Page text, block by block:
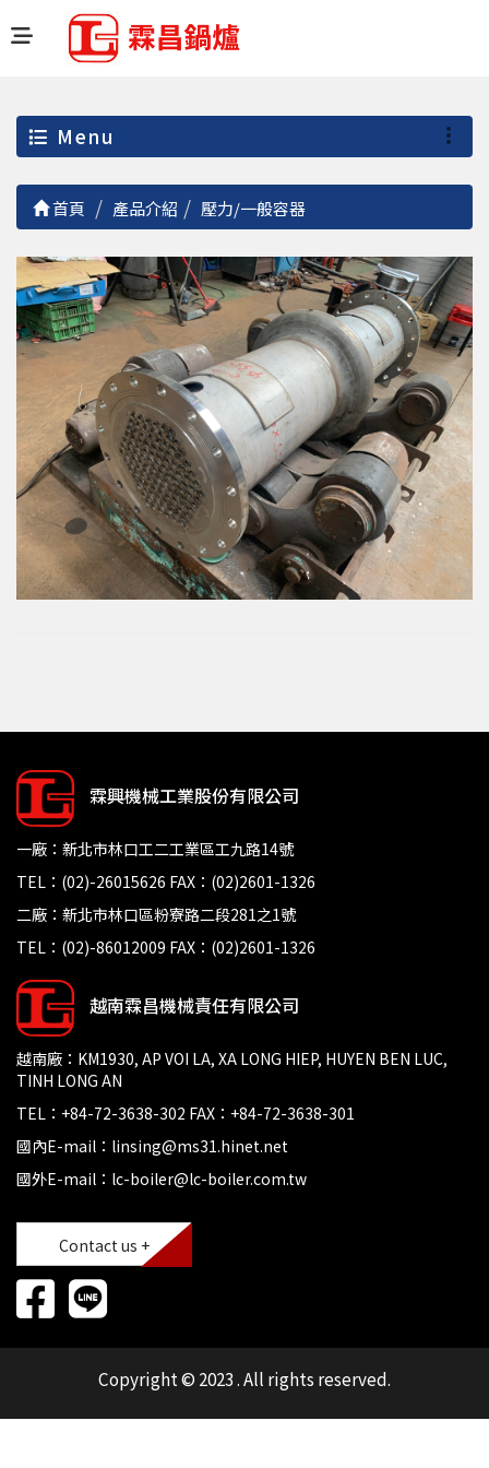
Menu
首頁 產品介紹 壓力/一般容器
霖興機械工業股份有限公司
一廠：新北市林口工二工業區工九路14號
TEL：(02)-26015626 FAX：(02)2601-1326
二廠：新北市林口區粉寮路二段281之1號
TEL：(02)-86012009 FAX：(02)2601-1326
越南霖昌機械責任有限公司
越南廠：KM1930, AP VOI LA, XA LONG HIEP, HUYEN BEN LUC,
TINH LONG AN
TEL：+84-72-3638-302 FAX：+84-72-3638-301
國內E-mail：linsing@ms31.hinet.net
國外E-mail：lc-boiler@lc-boiler.com.tw
Contact us +
Copyright © 2023 . All rights reserved.